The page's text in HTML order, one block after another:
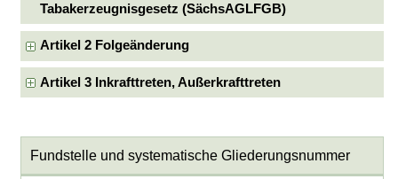
Tabakerzeugnisgesetz (SächsAGLFGB)
Artikel 2 Folgeänderung
Artikel 3 Inkrafttreten, Außerkrafttreten
Fundstelle und systematische Gliederungsnummer